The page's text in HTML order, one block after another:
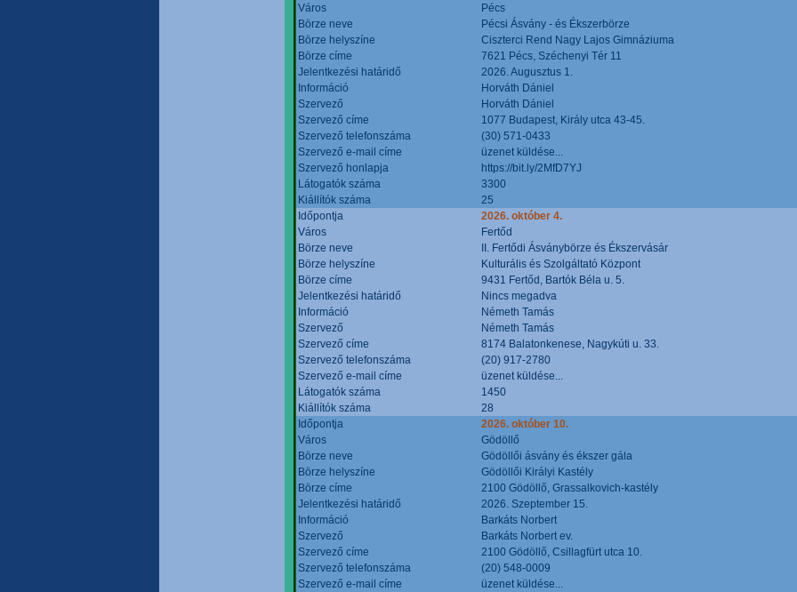
Város
Pécs
Börze neve
Pécsi Ásvány - és Ékszerbörze
Börze helyszíne
Ciszterci Rend Nagy Lajos Gimnáziuma
Börze címe
7621 Pécs, Széchenyi Tér 11
Jelentkezési határidő
2026. Augusztus 1.
Információ
Horváth Dániel
Szervező
Horváth Dániel
Szervező címe
1077 Budapest, Király utca 43-45.
Szervező telefonszáma
(30) 571-0433
Szervező e-mail címe
üzenet küldése...
Szervező honlapja
https://bit.ly/2MfD7YJ
Látogatók száma
3300
Kiállítók száma
25
Időpontja
2026. október 4.
Város
Fertőd
Börze neve
II. Fertődi Ásványbörze és Ékszervásár
Börze helyszíne
Kulturális és Szolgáltató Központ
Börze címe
9431 Fertőd, Bartók Béla u. 5.
Jelentkezési határidő
Nincs megadva
Információ
Németh Tamás
Szervező
Németh Tamás
Szervező címe
8174 Balatonkenese, Nagykúti u. 33.
Szervező telefonszáma
(20) 917-2780
Szervező e-mail címe
üzenet küldése...
Látogatók száma
1450
Kiállítók száma
28
Időpontja
2026. október 10.
Város
Gödöllő
Börze neve
Gödöllői ásvány és ékszer gála
Börze helyszíne
Gödöllői Királyi Kastély
Börze címe
2100 Gödöllő, Grassalkovich-kastély
Jelentkezési határidő
2026. Szeptember 15.
Információ
Barkáts Norbert
Szervező
Barkáts Norbert ev.
Szervező címe
2100 Gödöllő, Csillagfürt utca 10.
Szervező telefonszáma
(20) 548-0009
Szervező e-mail címe
üzenet küldése...